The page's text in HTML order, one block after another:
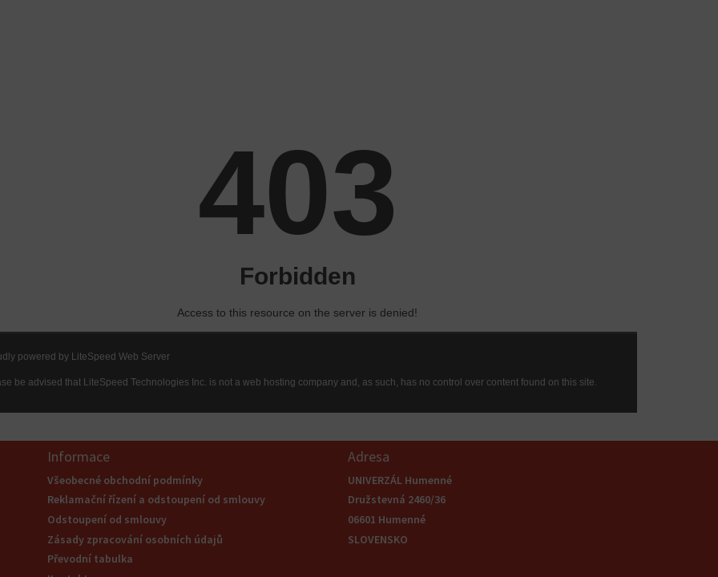
Informace
Všeobecné obchodní podmínky
Reklamační řízení a odstoupení od smlouvy
Odstoupení od smlouvy
Zásady zpracování osobních údajů
Převodní tabulka
Adresa
UNIVERZÁL Humenné
Družstevná 2460/36
06601 Humenné
SLOVENSKO